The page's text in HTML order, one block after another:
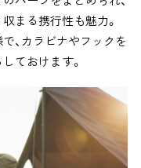
まる携行性も魅力。
、カラビナやフックを
ておけます。